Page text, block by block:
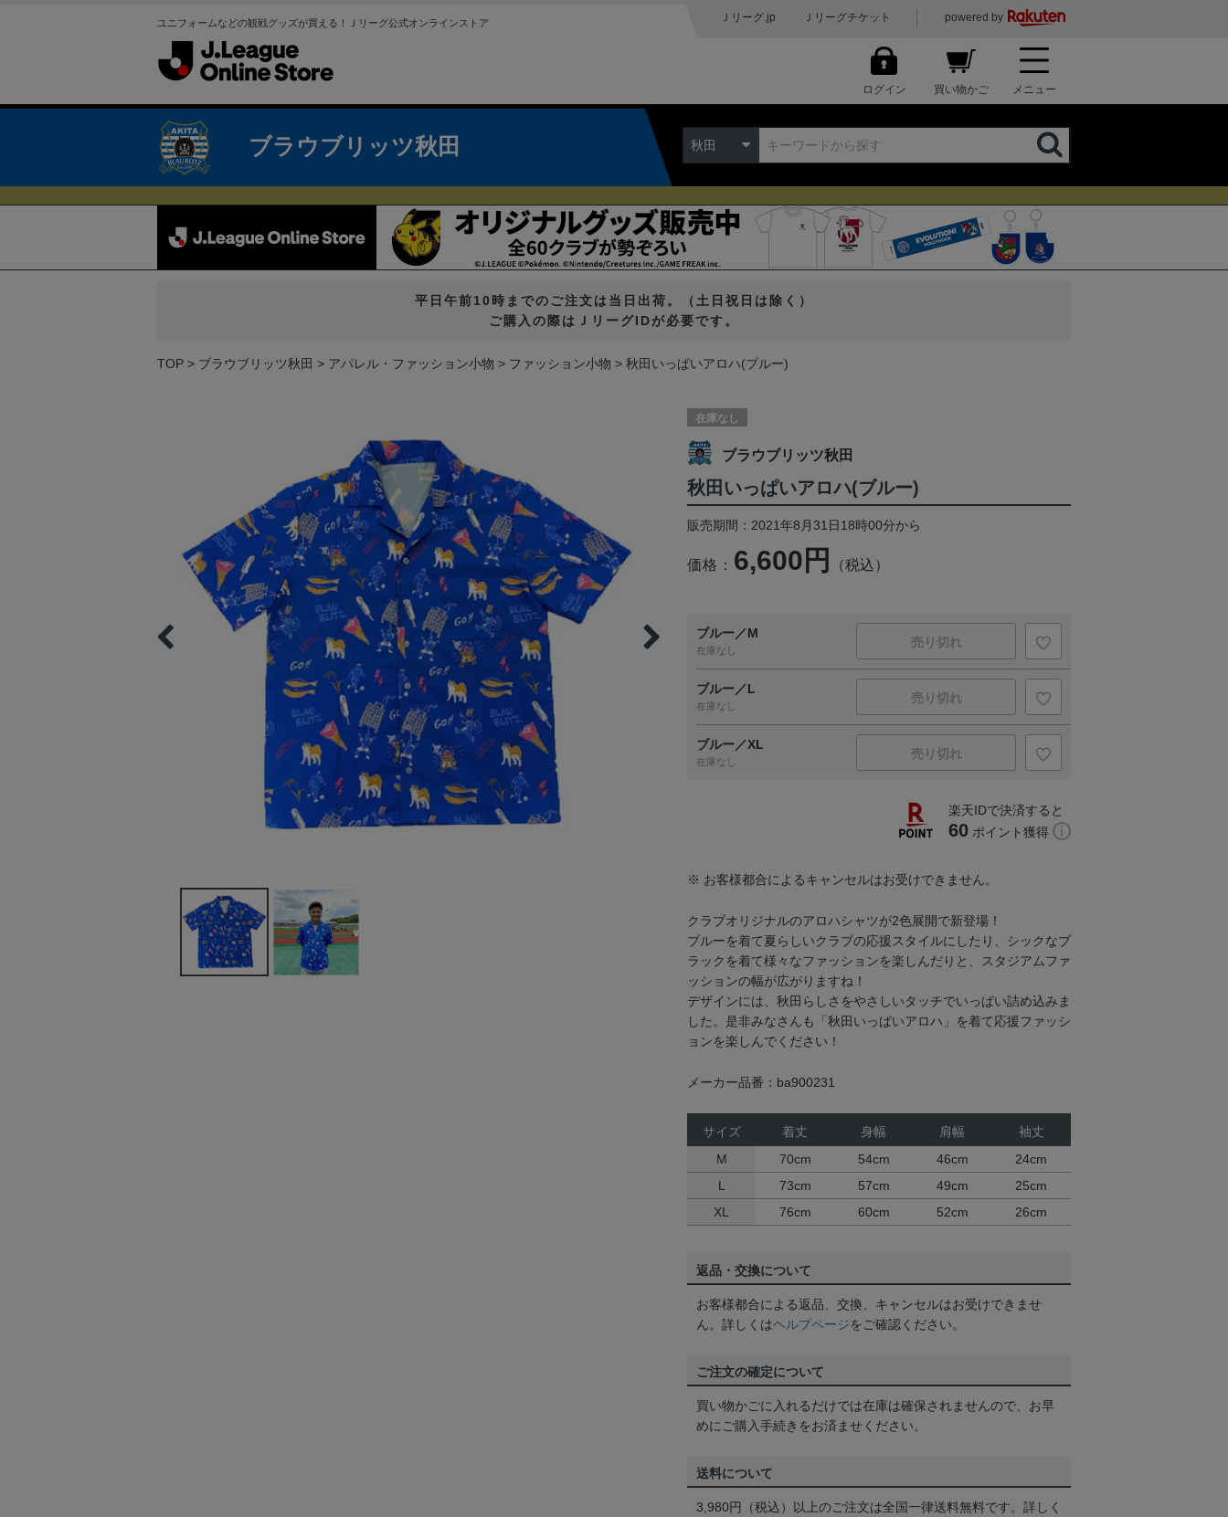
ユニフォームなどの観戦グッズが買える！Ｊリーグ公式オンラインストア Ｊリーグ.jp Ｊリーグチケット powered by
ログイン 買い物かご メニュー
ブラウブリッツ秋田 秋田
平日午前10時までのご注文は当日出荷。（土日祝日は除く）
ご購入の際はＪリーグIDが必要です。
TOP ブラウブリッツ秋田 アパレル・ファッション小物 ファッション小物 秋田いっぱいアロハ(ブルー)
在庫なし
ブラウブリッツ秋田
秋田いっぱいアロハ(ブルー)
販売期間：2021年8月31日18時00分から
価格： 6,600円 （税込）
ブルー／M
在庫なし
売り切れ
ブルー／L
在庫なし
売り切れ
ブルー／XL
在庫なし
売り切れ
楽天IDで決済すると
60 ポイント獲得
※ お客様都合によるキャンセルはお受けできません。
クラブオリジナルのアロハシャツが2色展開で新登場！
ブルーを着て夏らしいクラブの応援スタイルにしたり、シックなブ
ラックを着て様々なファッションを楽しんだりと、スタジアムファ
ッションの幅が広がりますね！
デザインには、秋田らしさをやさしいタッチでいっぱい詰め込みま
した。是非みなさんも「秋田いっぱいアロハ」を着て応援ファッシ
ョンを楽しんでください！
メーカー品番：ba900231
サイズ 着丈 身幅 肩幅
袖丈
M
70cm 54cm 46cm
24cm
L
73cm 57cm 49cm
25cm
XL
76cm 60cm 52cm 26cm
返品・交換について
お客様都合による返品、交換、キャンセルはお受けできませ
ん。詳しくはヘルプページをご確認ください。
ご注文の確定について
買い物かごに入れるだけでは在庫は確保されませんので、お早
めにご購入手続きをお済ませください。
送料について
3,980円（税込）以上のご注文は全国一律送料無料です。詳しく